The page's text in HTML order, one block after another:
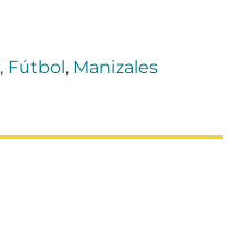
, Fútbol, Manizales